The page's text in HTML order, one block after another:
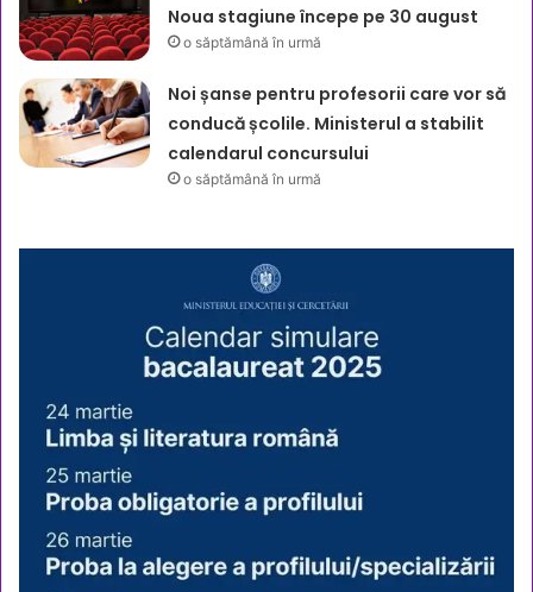
Noua stagiune începe pe 30 august
o săptămână în urmă
Noi șanse pentru profesorii care vor să
conducă școlile. Ministerul a stabilit
calendarul concursului
o săptămână în urmă